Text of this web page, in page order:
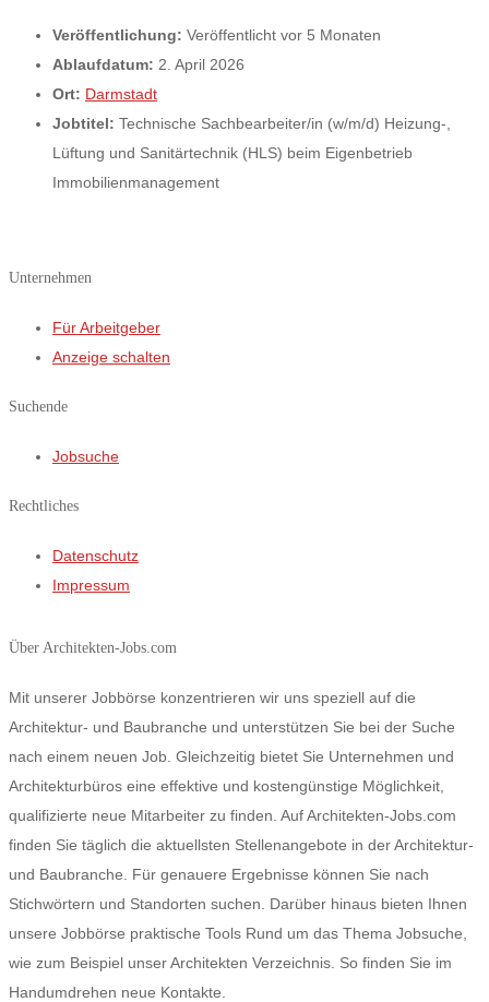
Veröffentlichung: Veröffentlicht vor 5 Monaten
Ablaufdatum: 2. April 2026
Ort: Darmstadt
Jobtitel: Technische Sachbearbeiter/in (w/m/d) Heizung-,
Lüftung und Sanitärtechnik (HLS) beim Eigenbetrieb
Immobilienmanagement
Unternehmen
Für Arbeitgeber
Anzeige schalten
Suchende
Jobsuche
Rechtliches
Datenschutz­
Impressum
Über Architekten-Jobs.com
Mit unserer Jobbörse konzentrieren wir uns speziell auf die
Architektur- und Baubranche und unterstützen Sie bei der Suche
nach einem neuen Job. Gleichzeitig bietet Sie Unternehmen und
Architekturbüros eine effektive und kostengünstige Möglichkeit,
qualifizierte neue Mitarbeiter zu finden. Auf Architekten-Jobs.com
finden Sie täglich die aktuellsten Stellenangebote in der Architektur-
und Baubranche. Für genauere Ergebnisse können Sie nach
Stichwörtern und Standorten suchen. Darüber hinaus bieten Ihnen
unsere Jobbörse praktische Tools Rund um das Thema Jobsuche,
wie zum Beispiel unser Architekten Verzeichnis. So finden Sie im
Handumdrehen neue Kontakte.